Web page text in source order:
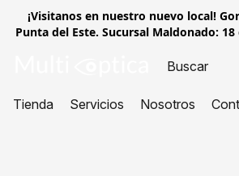
¡Visitanos en nuestro nuevo local!
Punta del Este. Sucursal Maldonado:
Tienda Servicios Nosotros